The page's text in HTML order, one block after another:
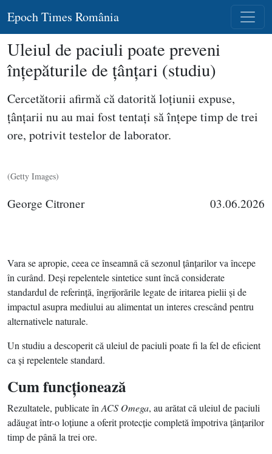
Epoch Times România
Uleiul de paciuli poate preveni
înţepăturile de ţânţari (studiu)
Cercetătorii afirmă că datorită loţiunii expuse,
ţânţarii nu au mai fost tentaţi să înţepe timp de trei
ore, potrivit testelor de laborator.
(Getty Images)
George Citroner 03.06.2026
Vara se apropie, ceea ce înseamnă că sezonul ţânţarilor va începe
în curând. Deşi repelentele sintetice sunt încă considerate
standardul de referinţă, îngrijorările legate de iritarea pielii şi de
impactul asupra mediului au alimentat un interes crescând pentru
alternativele naturale.
Un studiu a descoperit că uleiul de paciuli poate fi la fel de eficient
ca şi repelentele standard.
Cum funcţionează
Rezultatele, publicate în ACS Omega, au arătat că uleiul de paciuli
adăugat într-o loţiune a oferit protecţie completă împotriva ţânţarilor
timp de până la trei ore.